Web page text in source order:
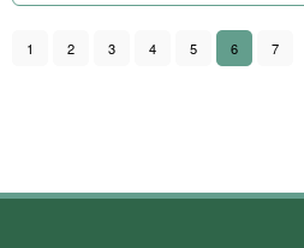
1 2 3 4 5 6 7